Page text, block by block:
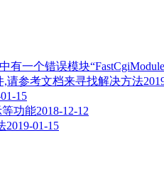
有一个错误模块
,请参考文档来寻找解决方法
15
功能2018-12-12
2019-01-15